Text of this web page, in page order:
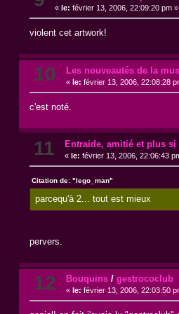
« le: février 13, 2006, 22:09:20 pm »
violent cet artwork!
10 Les nouveautés de la
« le: février 13, 2006, 22:08:28
c'est noté.
11 Entraide, amitié et plus si
« le: février 13, 2006, 22:06:43
Citation de: "lego_man"
parcequ'à 2... tout est mieux
pervers.
12 Bouquins/ gestrococlub
« le: février 13, 2006, 22:03:50